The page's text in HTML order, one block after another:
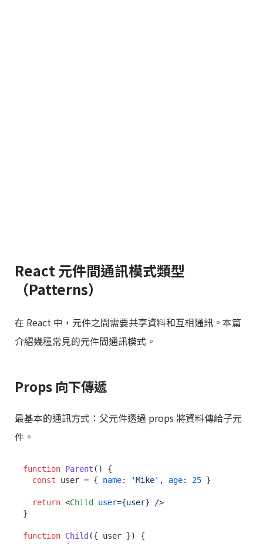
React 元件間通訊模式類型
（Patterns）
在 React 中，元件之間需要共享資料和互相通訊。本篇
介紹幾種常見的元件間通訊模式。
Props 向下傳遞
最基本的通訊方式：父元件透過 props 將資料傳給子元
件。
function Parent ( ) {
const user = { name: 'Mike' , age: 25 }
return <Child user={user} />
}
function Child ({ user }) {